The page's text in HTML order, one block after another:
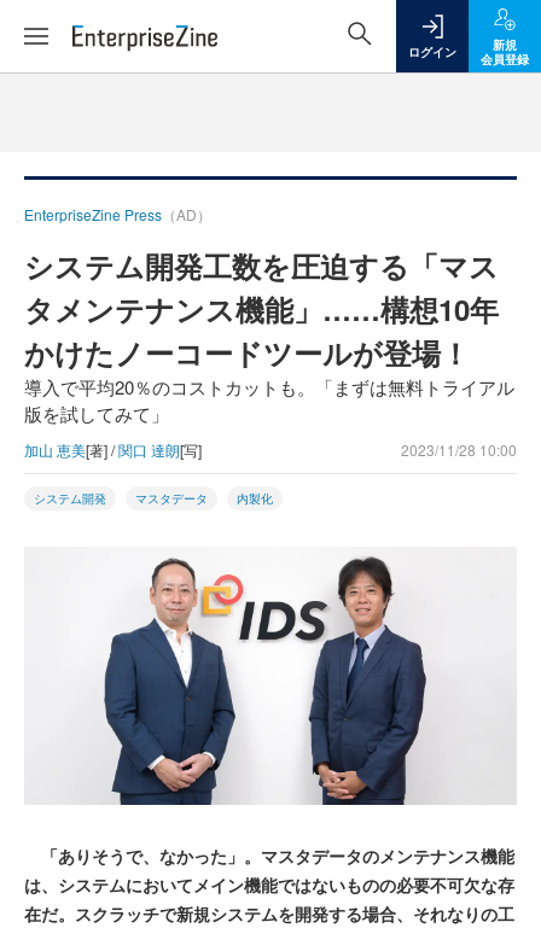
ログイン
新規
会員登録
EnterpriseZine Press （AD）
システム開発工数を圧迫する「マス
タメンテナンス機能」……構想10年
かけたノーコードツールが登場！
導入で平均20％のコストカットも。「まずは無料トライアル
版を試してみて」
加山 恵美[著] /関口 達朗[写] 2023/11/28 10:00
システム開発 マスタデータ 内製化
「ありそうで、なかった」。マスタデータのメンテナンス機能
は、システムにおいてメイン機能ではないものの必要不可欠な存
在だ。スクラッチで新規システムを開発する場合、それなりの工